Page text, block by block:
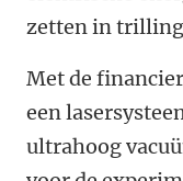
zetten in
Met de
een
ultrahoog